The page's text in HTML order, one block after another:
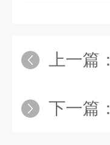
上一篇：
下一篇：